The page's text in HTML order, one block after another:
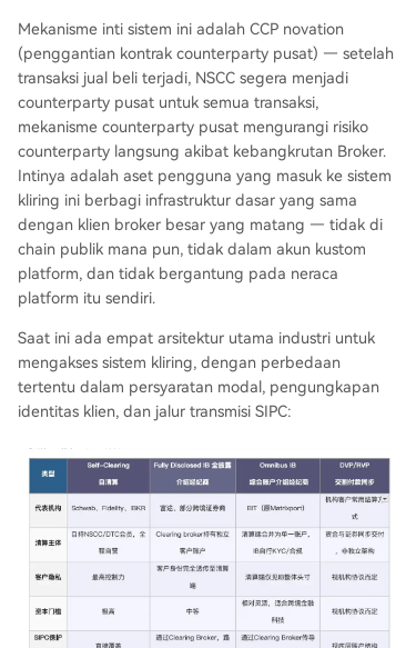
Mekanisme inti sistem ini adalah CCP novation
(penggantian kontrak counterparty pusat) — setelah
transaksi jual beli terjadi, NSCC segera menjadi
counterparty pusat untuk semua transaksi,
mekanisme counterparty pusat mengurangi risiko
counterparty langsung akibat kebangkrutan Broker.
Intinya adalah aset pengguna yang masuk ke sistem
kliring ini berbagi infrastruktur dasar yang sama
dengan klien broker besar yang matang — tidak di
chain publik mana pun, tidak dalam akun kustom
platform, dan tidak bergantung pada neraca
platform itu sendiri.
Saat ini ada empat arsitektur utama industri untuk
mengakses sistem kliring, dengan perbedaan
tertentu dalam persyaratan modal, pengungkapan
identitas klien, dan jalur transmisi SIPC: